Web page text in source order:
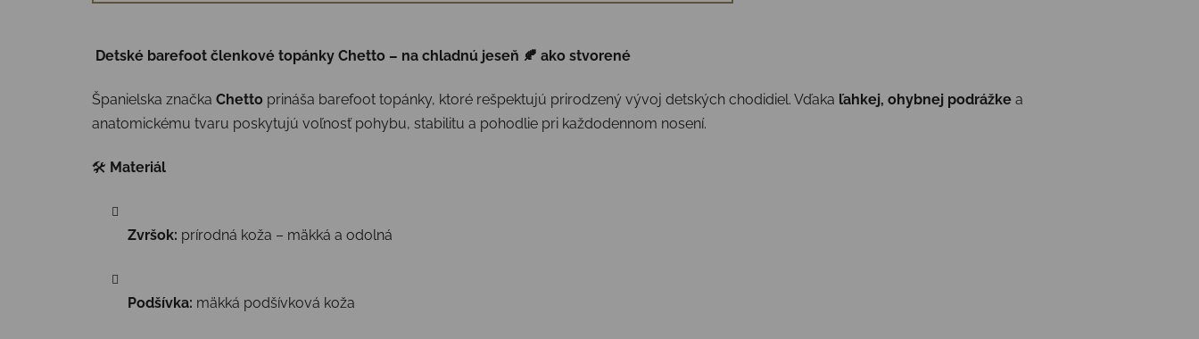
Detské barefoot členkové topánky Chetto – na chladnú jeseň 🍂 ako stvorené
Španielska značka Chetto prináša barefoot topánky, ktoré rešpektujú prirodzený vývoj detských chodidiel. Vďaka ľahkej, ohybnej podrážke a
anatomickému tvaru poskytujú voľnosť pohybu, stabilitu a pohodlie pri každodennom nosení.
🛠 Materiál
Zvršok: prírodná koža – mäkká a odolná
Podšívka: mäkká podšívková koža